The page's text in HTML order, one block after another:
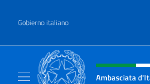
Gobierno italiano
Encabezado del
Ambasciata